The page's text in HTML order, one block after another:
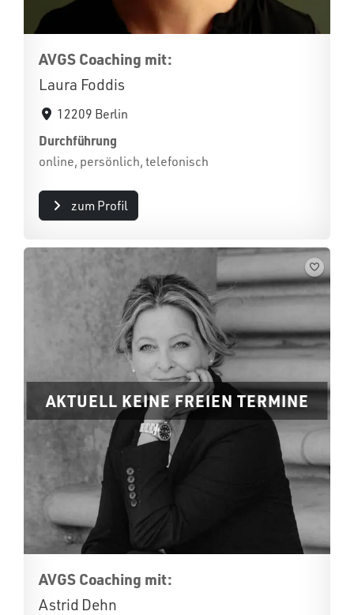
AVGS Coaching mit:
Laura Foddis
12209 Berlin
Durchführung
online, persönlich, telefonisch
zum Profil
AKTUELL KEINE FREIEN TERMINE
AVGS Coaching mit:
Astrid Dehn